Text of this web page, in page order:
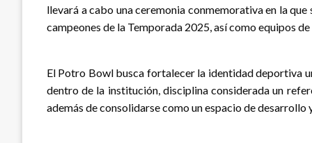
llevará a cabo una ceremonia conmemorativa en la
campeones de la Temporada 2025, así como equipos
El Potro Bowl busca fortalecer la identidad deportiva
dentro de la institución, disciplina considerada un
además de consolidarse como un espacio de